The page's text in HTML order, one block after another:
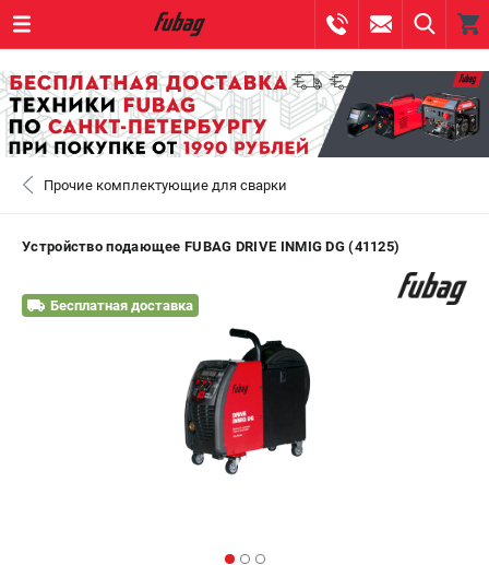
ЗАКАЗАТЬ ЗАПЧАСТЬ
+7 (8112) 59-10-67 - ЗАКАЗ ЗАПЧАСТЕЙ
+7 (812) 317-60-57 - ЗАКАЗ ИЗДЕЛИЙ
САНКТ-ПЕТЕРБУРГ
0 ₽
Прочие комплектующие для сварки
Устройство подающее FUBAG DRIVE INMIG DG (41125)
Бесплатная доставка